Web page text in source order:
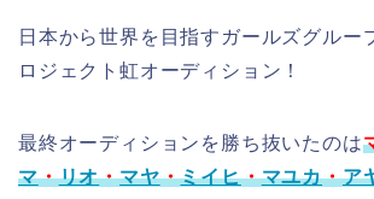
日本から世界を目指すガールズグルー
ロジェクト虹オーディション！
最終オーディションを勝ち抜いたのは
マ・リオ・マヤ・ミイヒ・マユカ・ア